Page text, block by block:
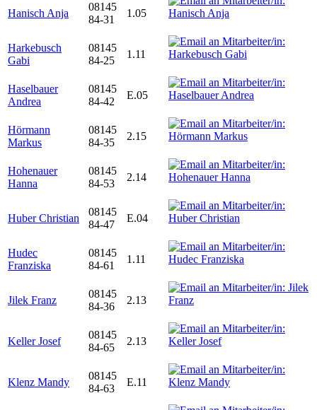
Hanisch Anja
08145
84-31
1.05
Harkebusch
Gabi
08145
84-25
1.11
Haselbauer
Andrea
08145
84-42
E.05
Hörmann
Markus
08145
84-35
2.15
Hohenauer
Hanna
08145
84-53
2.14
Huber Christian
08145
84-47
E.04
Hudec
Franziska
08145
84-61
1.11
Jilek Franz
08145
84-36
2.13
Keller Josef
08145
84-65
2.13
Klenz Mandy
08145
84-63
E.11